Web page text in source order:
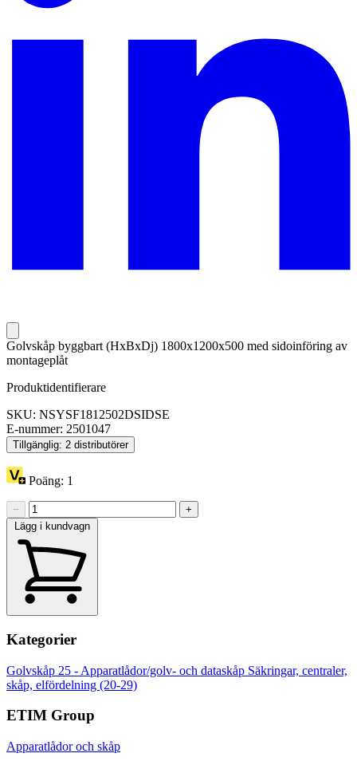
Golvskåp byggbart (HxBxDj) 1800x1200x500 med sidoinföring av
montageplåt
Produktidentifierare
SKU: NSYSF1812502DSIDSE
E-nummer: 2501047
Tillgänglig: 2 distributörer
Poäng: 1
−
+
Lägg i kundvagn
Kategorier
Golvskåp 25 - Apparatlådor/golv- och dataskåp Säkringar, centraler,
skåp, elfördelning (20-29)
ETIM Group
Apparatlådor och skåp